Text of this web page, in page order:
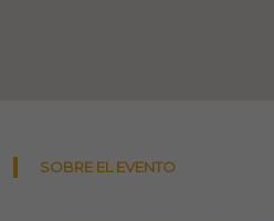
SOBRE EL EVENTO